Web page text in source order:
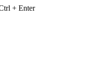
+ Enter